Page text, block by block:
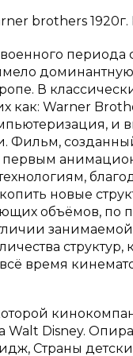
brothers
периода
В
как: Warner
и
Фильм,
первым
новые
объёмов, по
время
Walt Disney.
Страны